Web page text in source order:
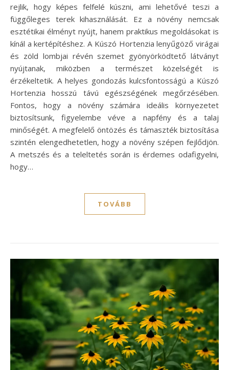
rejlik, hogy képes felfelé kúszni, ami lehetővé teszi a
függőleges terek kihasználását. Ez a növény nemcsak
esztétikai élményt nyújt, hanem praktikus megoldásokat is
kínál a kertépítéshez. A Kúszó Hortenzia lenyűgöző virágai
és zöld lombjai révén szemet gyönyörködtető látványt
nyújtanak, miközben a természet közelségét is
érzékeltetik. A helyes gondozás kulcsfontosságú a Kúszó
Hortenzia hosszú távú egészségének megőrzésében.
Fontos, hogy a növény számára ideális környezetet
biztosítsunk, figyelembe véve a napfény és a talaj
minőségét. A megfelelő öntözés és támaszték biztosítása
szintén elengedhetetlen, hogy a növény szépen fejlődjön.
A metszés és a teleltetés során is érdemes odafigyelni,
hogy…
TOVÁBB